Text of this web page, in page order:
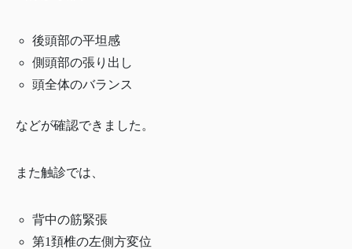
後頭部の平坦感
側頭部の張り出し
頭全体のバランス
などが確認できました。
また触診では、
背中の筋緊張
第1頚椎の左側方変位